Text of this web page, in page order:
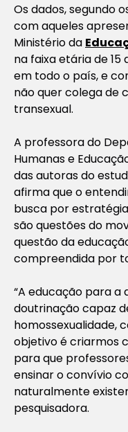
Os dados, segundo
com aqueles
Ministério da
na faixa etária de 15
em todo o país, e
não quer colega de
transexual.
A professora do
Humanas e
das autoras do
afirma que o
busca por
são questões do
questão da
compreendida por
“A educação para a
doutrinação capaz
homossexualidade,
objetivo é criarmos
para que
ensinar o convívio
naturalmente
pesquisadora.